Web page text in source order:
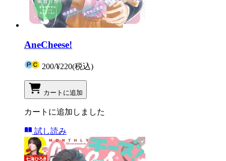
AneCheese!
200/¥220(税込)
カートに追加
カートに追加しました
試し読み